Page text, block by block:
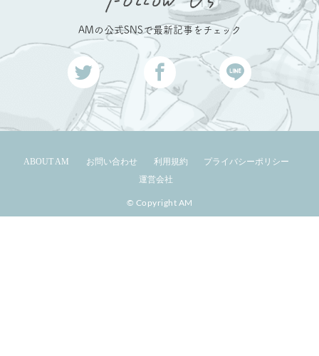
AMの公式SNSで最新記事をチェック
ABOUT AM お問い合わせ 利用規約
プライバシーポリシー
運営会社
© Copyright AM